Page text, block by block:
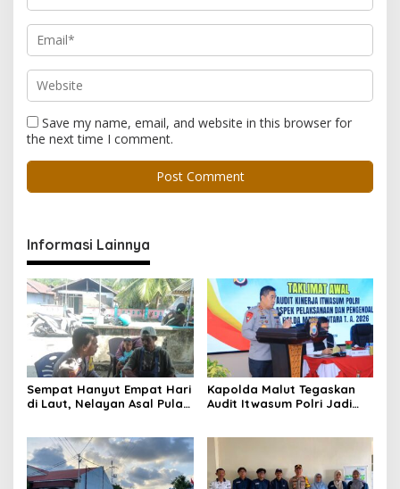
Save my name, email, and website in this browser for
the next time I comment.
Informasi Lainnya
Sempat Hanyut Empat Hari
di Laut, Nelayan Asal Pulau
Utara
Kapolda Malut Tegaskan
Audit Itwasum Polri Jadi